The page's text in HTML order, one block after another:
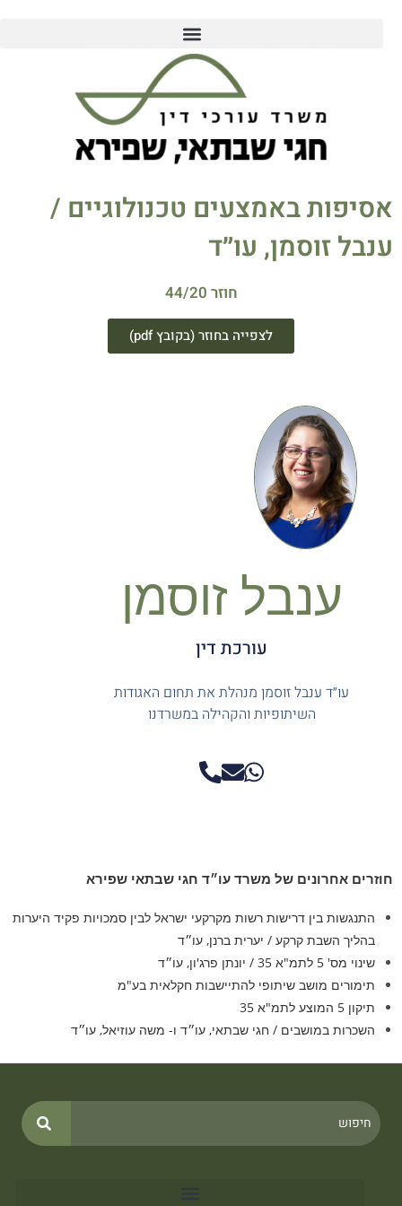
אסיפות באמצעים טכנולוגיים /
ענבל זוסמן, עו״ד
חוזר 44/20
לצפייה בחוזר (בקובץ pdf)
ענבל זוסמן
עורכת דין
עו״ד ענבל זוסמן מנהלת את תחום האגודות
השיתופיות והקהילה במשרדנו
חוזרים אחרונים של משרד עו״ד חגי שבתאי שפירא
התנגשות בין דרישות רשות מקרקעי ישראל לבין סמכויות פקיד היערות
בהליך השבת קרקע / יערית ברנן, עו״ד​
שינוי מס' 5 לתמ"א 35 / יונתן פרג'ון, עו״ד
תימורים מושב שיתופי להתיישבות חקלאית בע"מ
תיקון 5 המוצע לתמ"א 35
השכרות במושבים / חגי שבתאי, עו״ד ו- משה עוזיאל, עו״ד